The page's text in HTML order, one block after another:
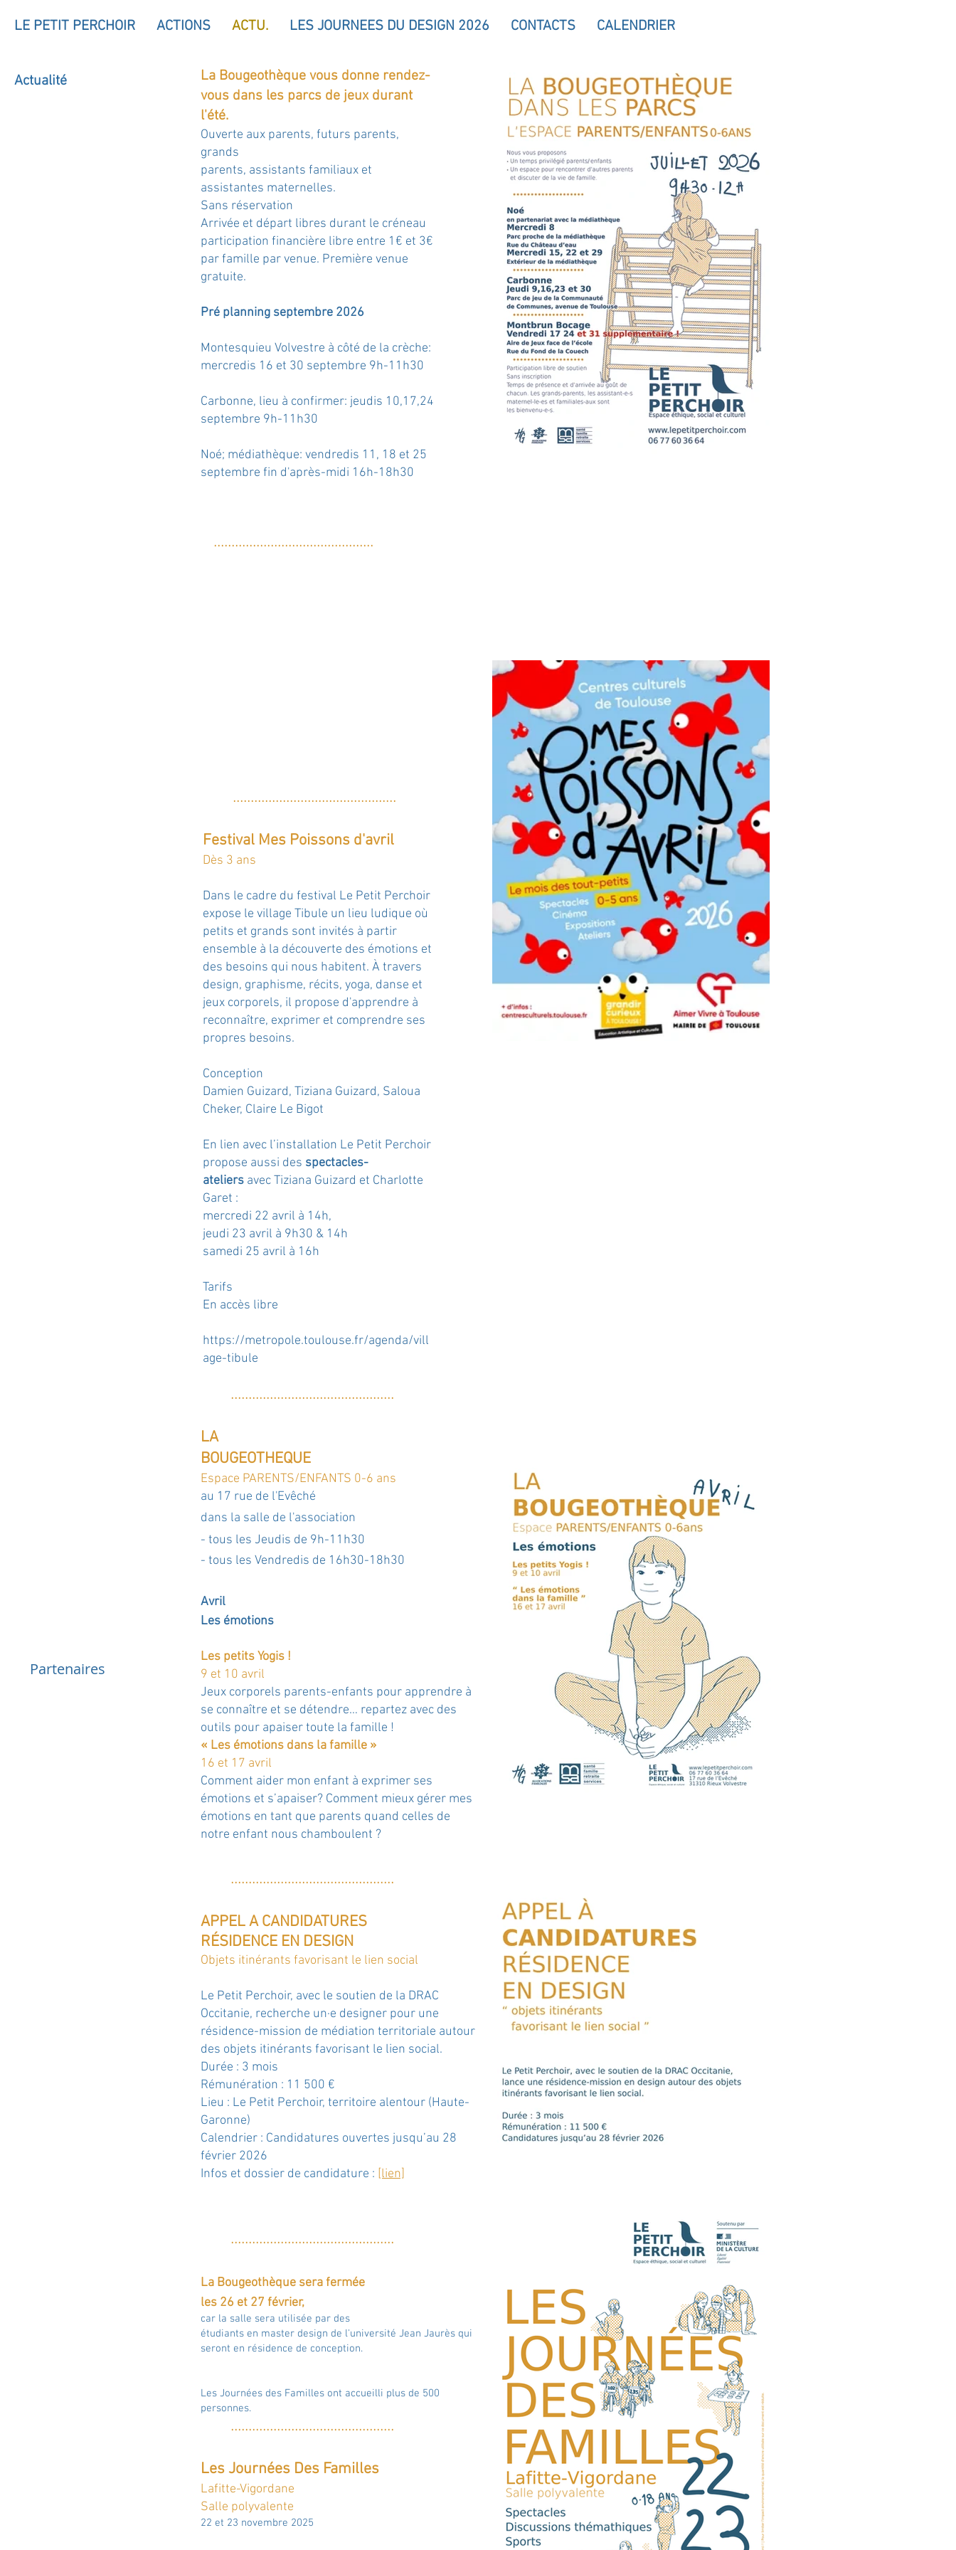
LE PETIT PERCHOIR ACTIONS ACTU. LES JOURNEES DU DESIGN 2026 CONTACTS CALENDRIER
Actualité
Partenaires
.............................................
La Bougeothèque vous donne rendez-
vous dans les parcs de jeux durant
l'été.
Ouverte aux parents, futurs parents,
grands
parents, assistants familiaux et
assistantes maternelles.
Sans réservation
Arrivée et départ libres durant le créneau​​​
participation financière libre entre 1€ et 3€
par famille par venue. Première venue
gratuite.
Pré planning septembre 2026
Montesquieu Volvestre à côté de la crèche:
mercredis 16 et 30 septembre 9h-11h30
Carbonne, lieu à confirmer: jeudis 10,17,24
septembre 9h-11h30
Noé; médiathèque: vendredis 11, 18 et 25
septembre fin d'après-midi 16h-18h30
..............................................
Festival Mes Poissons d'avril
Dès 3 ans
Dans le cadre du festival Le Petit Perchoir
expose le village Tibule un lieu ludique où
petits et grands sont invités à partir
ensemble à la découverte des émotions et
des besoins qui nous habitent. À travers
design, graphisme, récits, yoga, danse et
jeux corporels, il propose d'apprendre à
reconnaître, exprimer et comprendre ses
propres besoins.
Conception
Damien Guizard, Tiziana Guizard, Saloua
Cheker, Claire Le Bigot
En lien avec l’installation Le Petit Perchoir
propose aussi des spectacles-
ateliers avec Tiziana Guizard et Charlotte
Garet :
mercredi 22 avril à 14h,
jeudi 23 avril à 9h30 & 14h
samedi 25 avril à 16h
Tarifs
En accès libre
https://metropole.toulouse.fr/agenda/vill
age-tibule
..............................................
LA
BOUGEOTHEQUE
Espace PARENTS/ENFANTS 0-6 ans
au 17 rue de l'Evêché
dans la salle de l'association
​- tous les Jeudis de 9h-11h30
​- tous les Vendredis de 16h30-18h30
Avril
Les émotions
Les petits Yogis !
9 et 10 avril
Jeux corporels parents-enfants pour apprendre à
se connaître et se détendre… repartez avec des
outils pour apaiser toute la famille !
« Les émotions dans la famille »
16 et 17 avril
Comment aider mon enfant à exprimer ses
émotions et s’apaiser? Comment mieux gérer mes
émotions en tant que parents quand celles de
notre enfant nous chamboulent ?
..............................................
APPEL A CANDIDATURES
RÉSIDENCE EN DESIGN
Objets itinérants favorisant le lien social
Le Petit Perchoir, avec le soutien de la DRAC
Occitanie, recherche un·e designer pour une
résidence-mission de médiation territoriale autour
des objets itinérants favorisant le lien social.
Durée : 3 mois
Rémunération : 11 500 €
Lieu : Le Petit Perchoir, territoire alentour (Haute-
Garonne)
Calendrier : Candidatures ouvertes jusqu’au 28
février 2026
Infos et dossier de candidature : [lien]
..............................................
La Bougeothèque sera fermée
les 26 et 27 février,
car la salle sera utilisée par des
étudiants en master design de l'université Jean Jaurès qui
seront en résidence de conception.
Les Journées des Familles ont accueilli plus de 500
personnes.
..............................................
Les Journées Des Familles
Lafitte-Vigordane
Salle polyvalente
22 et 23 novembre 2025